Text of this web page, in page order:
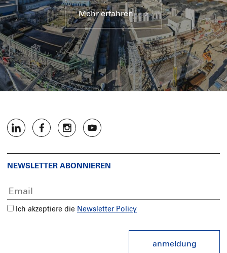
Mehr erfahren
NEWSLETTER ABONNIEREN
Ich akzeptiere die Newsletter Policy
anmeldung